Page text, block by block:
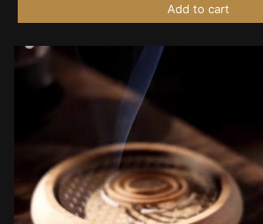
Add to cart